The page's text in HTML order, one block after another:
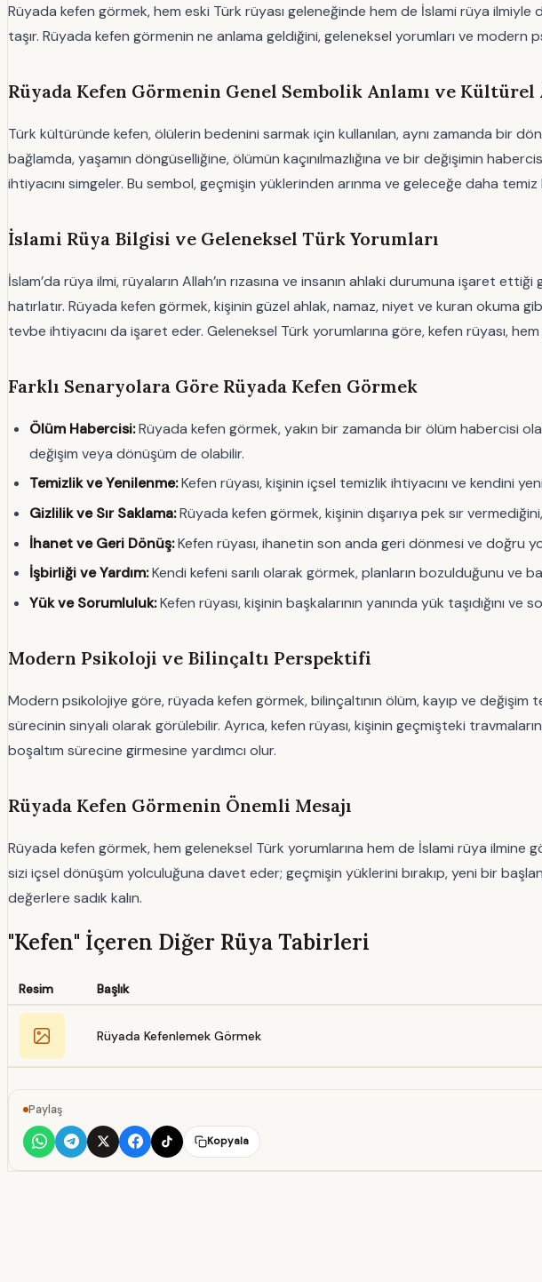
Rüyada kefen görmek, hem eski Türk rüyası geleneğinde hem de İslami rüya
taşır. Rüyada kefen görmenin ne anlama geldiğini, geleneksel yorumları ve modern
Rüyada Kefen Görmenin Genel Sembolik Anlamı ve Kültürel
Türk kültüründe kefen, ölülerin bedenini sarmak için kullanılan, aynı zamanda bir
bağlamda, yaşamın döngüselliğine, ölümün kaçınılmazlığına ve bir değişimin
ihtiyacını simgeler. Bu sembol, geçmişin yüklerinden arınma ve geleceğe daha
İslami Rüya Bilgisi ve Geleneksel Türk Yorumları
İslam’da rüya ilmi, rüyaların Allah’ın rızasına ve insanın ahlaki durumuna işaret
hatırlatır. Rüyada kefen görmek, kişinin güzel ahlak, namaz, niyet ve kuran okuma
tevbe ihtiyacını da işaret eder. Geleneksel Türk yorumlarına göre, kefen rüyası,
Farklı Senaryolara Göre Rüyada Kefen Görmek
Ölüm Habercisi:Rüyada kefen görmek, yakın bir zamanda bir ölüm habercisi
değişim veya dönüşüm de olabilir.
Temizlik ve Yenilenme:Kefen rüyası, kişinin içsel temizlik ihtiyacını ve kendini
Gizlilik ve Sır Saklama:Rüyada kefen görmek, kişinin dışarıya pek sır
İhanet ve Geri Dönüş:Kefen rüyası, ihanetin son anda geri dönmesi ve doğru
İşbirliği ve Yardım:Kendi kefeni sarılı olarak görmek, planların bozulduğunu ve
Yük ve Sorumluluk:Kefen rüyası, kişinin başkalarının yanında yük taşıdığını
Modern Psikoloji ve Bilinçaltı Perspektifi
Modern psikolojiye göre, rüyada kefen görmek, bilinçaltının ölüm, kayıp ve değişim
sürecinin sinyali olarak görülebilir. Ayrıca, kefen rüyası, kişinin geçmişteki
boşaltım sürecine girmesine yardımcı olur.
Rüyada Kefen Görmenin Önemli Mesajı
Rüyada kefen görmek, hem geleneksel Türk yorumlarına hem de İslami rüya ilmine
sizi içsel dönüşüm yolculuğuna davet eder; geçmişin yüklerini bırakıp, yeni bir
değerlere sadık kalın.
"Kefen" İçeren Diğer Rüya Tabirleri
Resim Başlık
Rüyada Kefenlemek Görmek
Paylaş
Kopyala